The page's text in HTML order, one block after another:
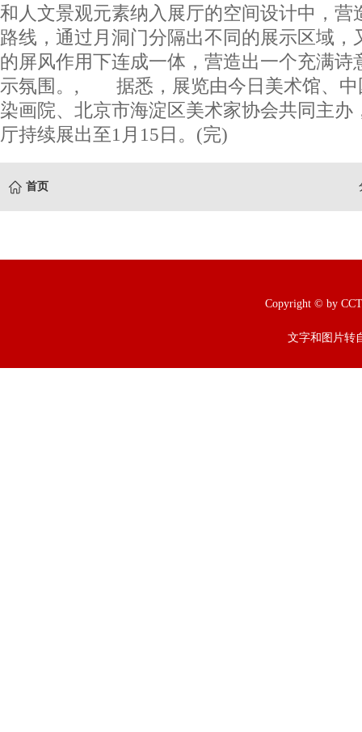
和人文景观元素纳入展厅的空间设计中，营
路线，通过月洞门分隔出不同的展示区域，
的屏风作用下连成一体，营造出一个充满诗
示氛围。, 据悉，展览由今日美术馆、中
染画院、北京市海淀区美术家协会共同主办
厅持续展出至1月15日。(完)
首页
Copyright © by
文字和图片转